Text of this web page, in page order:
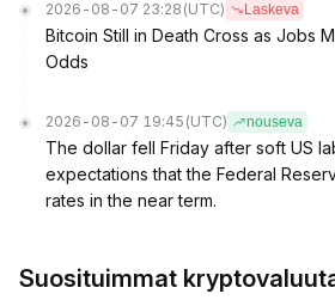
2026-08-07 23:28 (UTC) Laskeva
Bitcoin Still in Death Cross as Jobs
Odds
2026-08-07 19:45 (UTC) nouseva
The dollar fell Friday after soft US
expectations that the Federal
rates in the near term.
Suosituimmat